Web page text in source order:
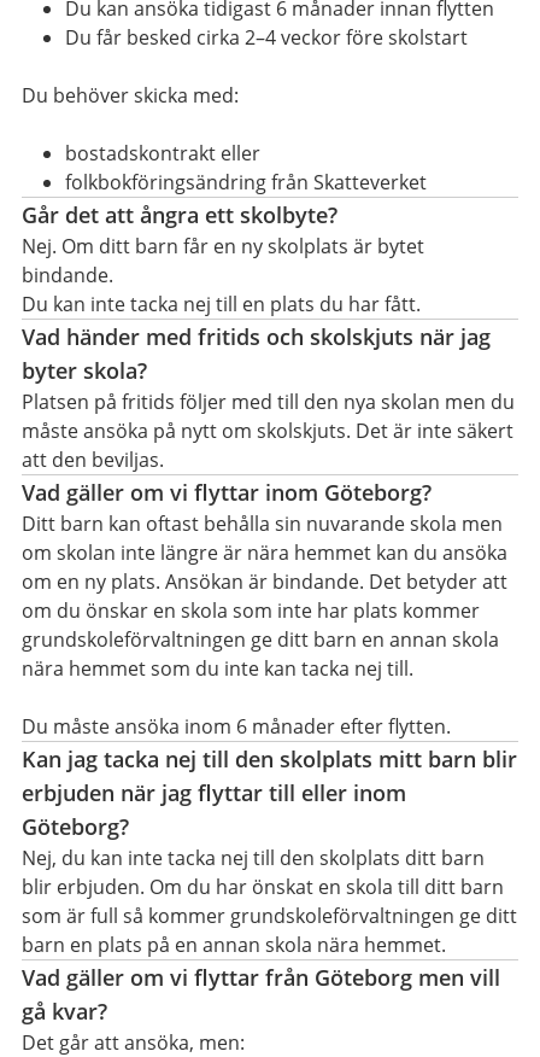
Du kan ansöka tidigast 6 månader innan flytten
Du får besked cirka 2–4 veckor före skolstart
Du behöver skicka med:
bostadskontrakt eller
folkbokföringsändring från Skatteverket
Går det att ångra ett skolbyte?
Nej. Om ditt barn får en ny skolplats är bytet
bindande.
Du kan inte tacka nej till en plats du har fått.
Vad händer med fritids och skolskjuts när jag
byter skola?
Platsen på fritids följer med till den nya skolan men du
måste ansöka på nytt om skolskjuts. Det är inte säkert
att den beviljas.
Vad gäller om vi flyttar inom Göteborg?
Ditt barn kan oftast behålla sin nuvarande skola men
om skolan inte längre är nära hemmet kan du ansöka
om en ny plats. Ansökan är bindande. Det betyder att
om du önskar en skola som inte har plats kommer
grundskoleförvaltningen ge ditt barn en annan skola
nära hemmet som du inte kan tacka nej till.
Du måste ansöka inom 6 månader efter flytten.
Kan jag tacka nej till den skolplats mitt barn blir
erbjuden när jag flyttar till eller inom
Göteborg?
Nej, du kan inte tacka nej till den skolplats ditt barn
blir erbjuden. Om du har önskat en skola till ditt barn
som är full så kommer grundskoleförvaltningen ge ditt
barn en plats på en annan skola nära hemmet.
Vad gäller om vi flyttar från Göteborg men vill
gå kvar?
Det går att ansöka, men: